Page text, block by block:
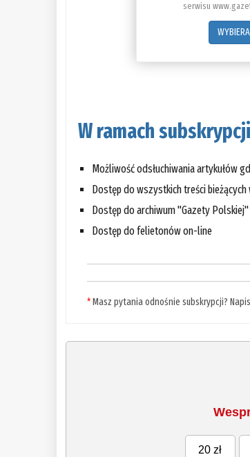
serwisu
W ramach
Możliwość odsłuchiwania artykułów
Dostęp do wszystkich treści
Dostęp do archiwum "Gazety Polskiej"
Dostęp do felietonów on-line
*Masz pytania odnośnie subskrypcji?
20 zł